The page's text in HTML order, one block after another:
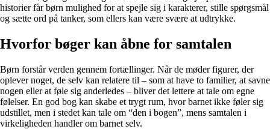
historier får børn mulighed for at spejle sig i karakterer, stille spørgsmål
og sætte ord på tanker, som ellers kan være svære at udtrykke.
Hvorfor bøger kan åbne for samtalen
Børn forstår verden gennem fortællinger. Når de møder figurer, der
oplever noget, de selv kan relatere til – som at have to familier, at savne
nogen eller at føle sig anderledes – bliver det lettere at tale om egne
følelser. En god bog kan skabe et trygt rum, hvor barnet ikke føler sig
udstillet, men i stedet kan tale om “den i bogen”, mens samtalen i
virkeligheden handler om barnet selv.